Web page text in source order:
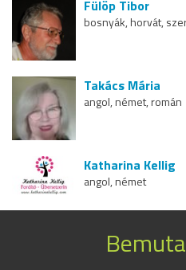
Fülöp Tibor
bosnyák, horvát,
Takács Mária
angol, német, román
Katharina Kellig
angol, német